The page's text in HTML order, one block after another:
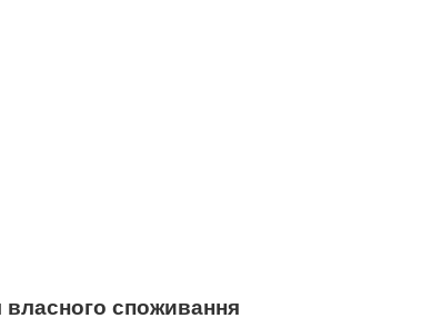
власного споживання